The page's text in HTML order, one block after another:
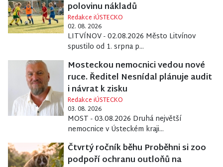
polovinu nákladů
Redakce iÚSTECKO
02. 08. 2026
LITVÍNOV - 02.08.2026 Město Litvínov
spustilo od 1. srpna p...
Mosteckou nemocnici vedou nové
ruce. Ředitel Nesnídal plánuje audit
i návrat k zisku
Redakce iÚSTECKO
03. 08. 2026
MOST - 03.08.2026 Druhá největší
nemocnice v Ústeckém kraji...
Čtvrtý ročník běhu Proběhni si zoo
podpoří ochranu outloňů na